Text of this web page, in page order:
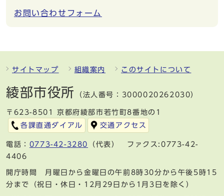
お問い合わせフォーム
サイトマップ 組織案内 このサイトについて
綾部市役所 （法人番号：3000020262030）
〒623-8501 京都府綾部市若竹町8番地の1
各課直通ダイアル
交通アクセス
電話： 0773-42-3280
（代表） ファクス:0773-42-
4406
開庁時間 月曜日から金曜日の午前8時30分から午後5時15
分まで（祝日・休日・12月29日から1月3日を除く）